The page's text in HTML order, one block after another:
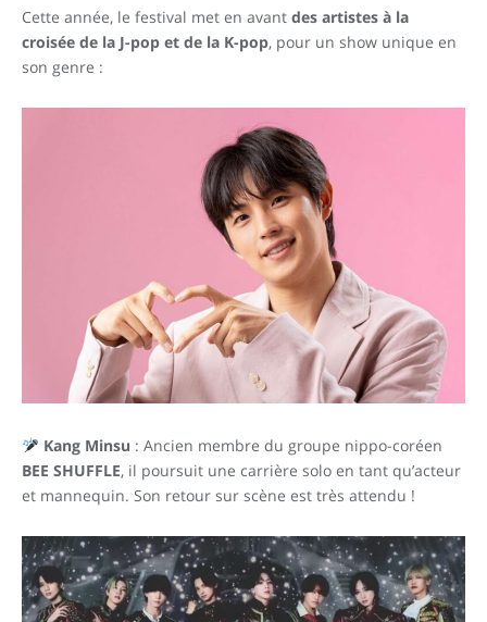
Cette année, le festival met en avant des artistes à la
croisée de la J-pop et de la K-pop, pour un show unique en
son genre :
Kang Minsu : Ancien membre du groupe nippo-coréen
BEE SHUFFLE, il poursuit une carrière solo en tant qu’acteur
et mannequin. Son retour sur scène est très attendu !